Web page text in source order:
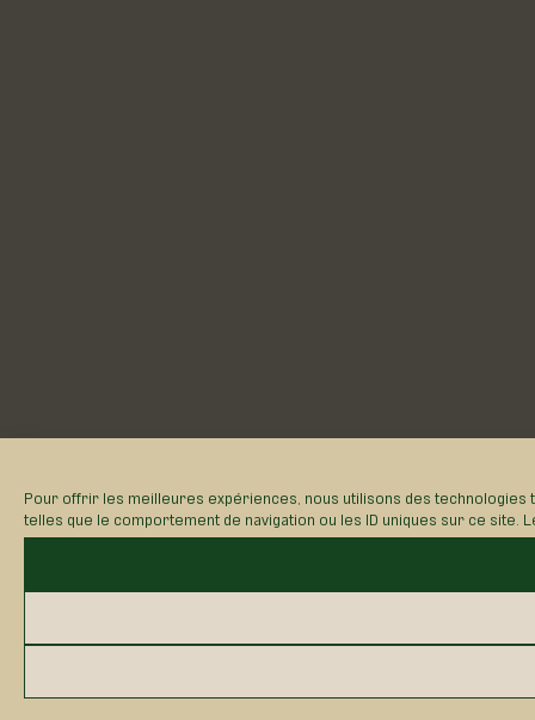
Pour offrir les meilleures expériences, nous utilisons des
telles que le comportement de navigation ou les ID uniques sur ce